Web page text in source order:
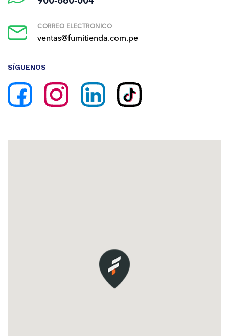
CORREO ELECTRÓNICO
ventas@fumitienda.com.pe
SÍGUENOS